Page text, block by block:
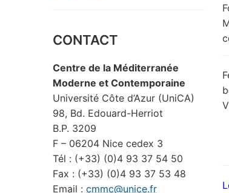
CONTACT
Centre de la Méditerranée
Moderne et Contemporaine
Université Côte d’Azur (UniCA)
98, Bd. Edouard-Herriot
B.P. 3209
F – 06204 Nice cedex 3
Tél : (+33) (0)4 93 37 54 50
Fax : (+33) (0)4 93 37 53 48
Email : cmmc@unice.fr